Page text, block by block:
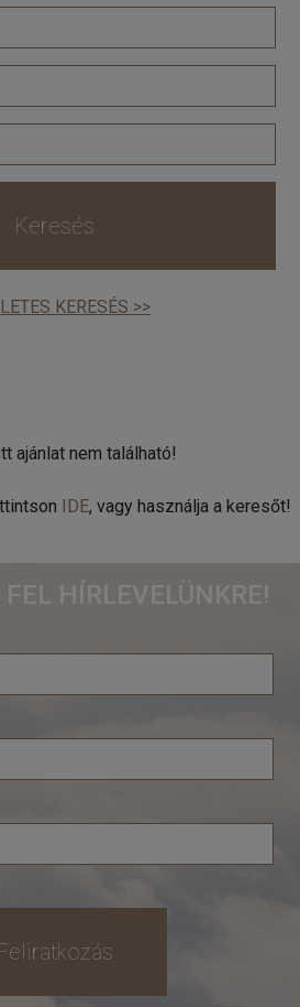
Keresés
KERESÉS >>
ajánlat nem található!
IDE, vagy használja a keresőt!
HÍRLEVELÜNKRE!